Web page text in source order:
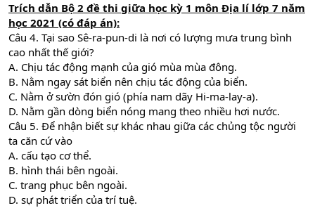
Trích dẫn Bộ 2 đề thi giữa học kỳ 1 môn Địa lí lớp 7 năm
học 2021 (có đáp án):
Câu 4. Tại sao Sê-ra-pun-di là nơi có lượng mưa trung bình
cao nhất thế giới?
A. Chịu tác động mạnh của gió mùa mùa đông.
B. Nằm ngay sát biển nên chịu tác động của biển.
C. Nằm ở sườn đón gió (phía nam dãy Hi-ma-lay-a).
D. Nằm gần dòng biển nóng mang theo nhiều hơi nước.
Câu 5. Để nhận biết sự khác nhau giữa các chủng tộc người
ta căn cứ vào
A. cấu tạo cơ thể.
B. hình thái bên ngoài.
C. trang phục bên ngoài.
D. sự phát triển của trí tuệ.